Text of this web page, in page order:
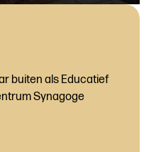
buiten als Educatief
Synagoge